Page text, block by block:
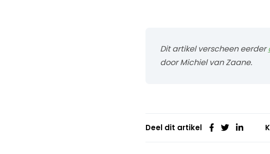
Dit artikel verscheen eerder
door Michiel van Zaane.
Deel dit artikel